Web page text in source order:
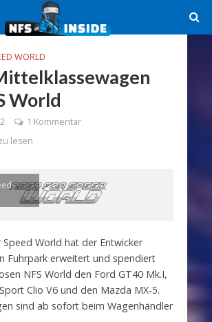
WORLD
World
1 Kommentar
lesen
World hat der Entwicker
Fuhrpark erweitert und spendiert
NFS World den Ford GT40 Mk.I,
Clio V6 und den Mazda MX-5.
sind ab sofort beim Wagenhändler